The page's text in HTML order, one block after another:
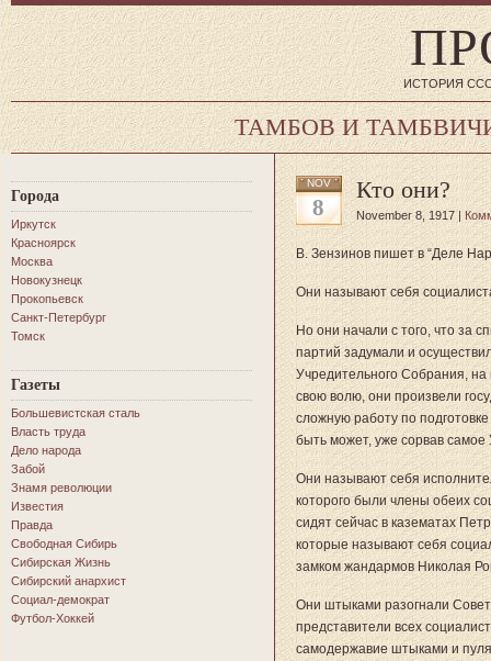
ИСТОРИЯ
ТАМБОВ И
Города
Иркутск
Красноярск
Москва
Новокузнецк
Прокопьевск
Санкт-Петербург
Томск
Газеты
Большевистская сталь
Власть труда
Дело народа
Забой
Знамя революции
Известия
Правда
Свободная Сибирь
Сибирская Жизнь
Сибирский анархист
Социал-демократ
Футбол-Хоккей
NOV
8
Кто они?
November 8, 1917 |
В. Зензинов пишет в “Деле
Они называют себя
Но они начали с того, что за
партий задумали и
Учредительного Собрания,
свою волю, они произвели
сложную работу по
быть может, уже сорвав
Они называют себя
которого были члены обеих
сидят сейчас в казематах
которые называют себя
замком жандармов Николая
Они штыками разогнали
представители всех
самодержавие штыками и